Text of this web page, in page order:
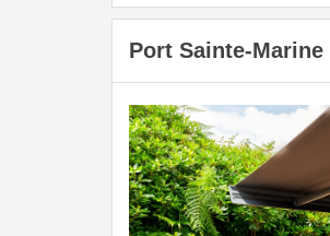
Port Sainte-
Previous